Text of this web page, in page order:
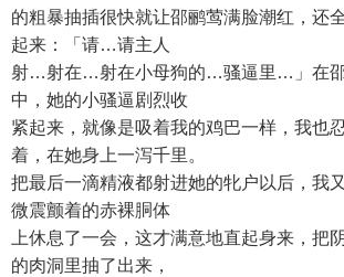
的粗暴抽插很快就让邵鹂莺满脸潮红，还
起来：「请…请主人
射…射在…射在小母狗的…骚逼里…」在
中，她的小骚逼剧烈收
紧起来，就像是吸着我的鸡巴一样，我也
着，在她身上一泻千里。
把最后一滴精液都射进她的牝户以后，我
微震颤着的赤裸胴体
上休息了一会，这才满意地直起身来，把
的肉洞里抽了出来，